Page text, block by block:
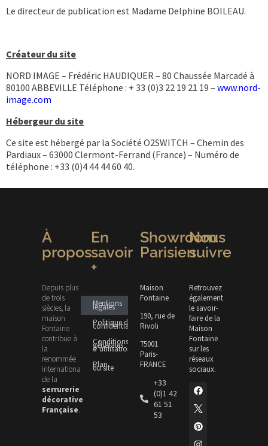
Le directeur de publication est Madame Delphine BOILEAU.
Créateur du site
NORD IMAGE – Frédéric HAUDIQUER – 80 Chaussée Marcadé à
80100 ABBEVILLE Téléphone : + 33 (0)3 22 19 21 19 – www.nord-
image.com
Hébergeur du site
Ce site est hébergé par la Société O2SWITCH – Chemin des
Pardiaux – 63000 Clermont-Ferrand (France) – Numéro de
téléphone : +33 (0)4 44 44 60 40.
À
propos
Depuis plus
de trois
siècles, la
maison
Fontaine
contribue à
la
renommée
internationale
de la
serrurerie
décorative
Française.
En
savoir
+
Mentions
légales
Politique de
confidentialité
Conditions
générales
d’utilisation
Plan
du site
Showroom
Parisien
Maison
Fontaine
190, rue de
Rivoli
75001
Paris-
FRANCE
+33
(0)1 42
61 51
53
Nous
suivre
Retrouvez
également
le savoir-
faire de la
Maison
Fontaine
sur les
réseaux
sociaux.